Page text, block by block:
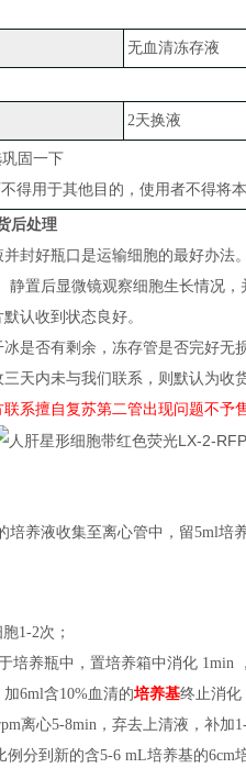
无血清冻存液
2天换液
固一下
得用于其他目的，使用者不得将
后处理
封好瓶口是运输细胞的最好办法
静置后显微镜观察细胞生长情况
认收到状态良好。
是否有剩余，冻存管是否完好无
天内未与我们联系，则默认为收
系擅自复苏第二管出现问题不予售
培养液收集至离心管中，留5ml培
1-2次；
培养瓶中，置培养箱中消化
6ml含10%血清的培养基终止消化
离心5-8min，弃去上清液，补加
分到新的含5-6 mL培养基的6cm